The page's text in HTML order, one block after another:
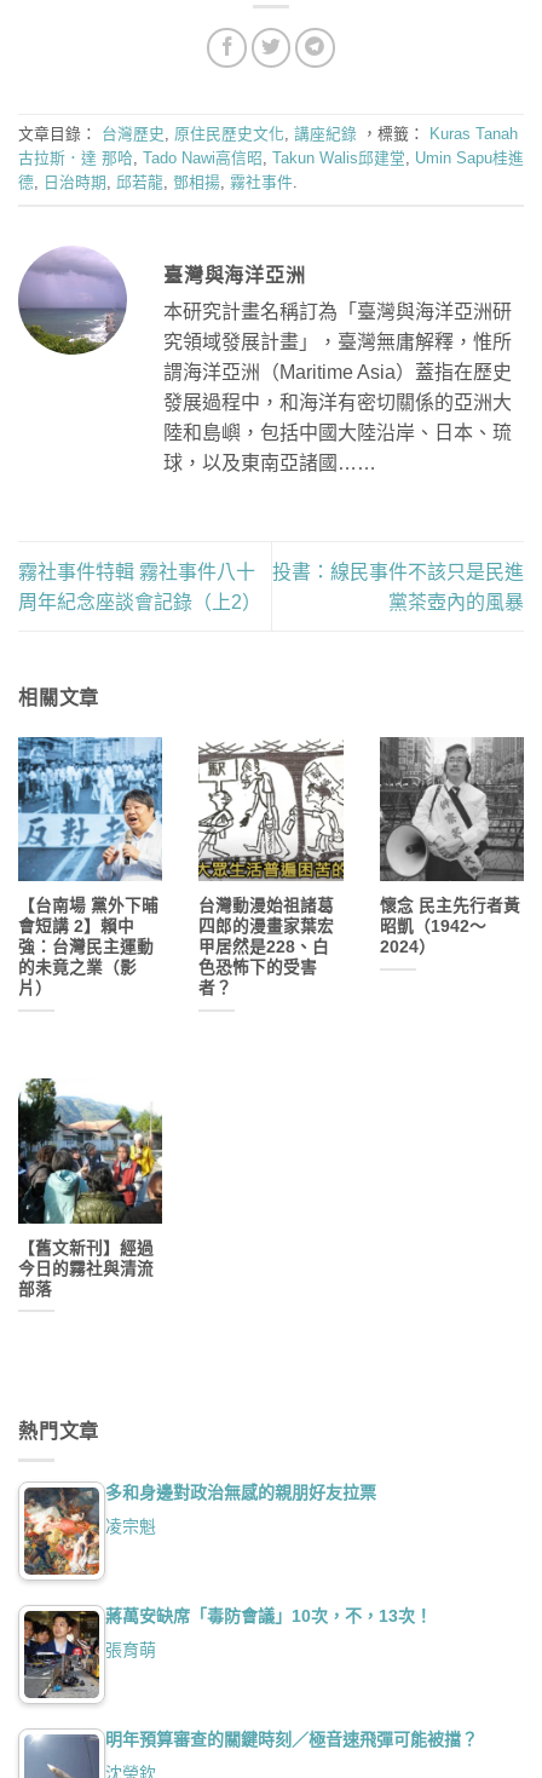
文章目錄： 台灣歷史 原住民歷史文化 講座紀錄 ，標籤：
Kuras Tanah
古拉斯．達 那哈 Tado Nawi高信昭 Takun Walis邱建堂
Umin Sapu桂進
德
日治時期 邱若龍 鄧相揚 霧社事件
臺灣與海洋亞洲
本研究計畫名稱訂為「臺灣與海洋亞洲研
究領域發展計畫」，臺灣無庸解釋，惟所
謂海洋亞洲（Maritime Asia）蓋指在歷史
發展過程中，和海洋有密切關係的亞洲大
陸和島嶼，包括中國大陸沿岸、日本、琉
球，以及東南亞諸國……
霧社事件特輯 霧社事件八十
周年紀念座談會記錄（上2）
投書：線民事件不該只是民進
黨茶壺內的風暴
相關文章
【台南場 黨外下晡
會短講 2】賴中
強：台灣民主運動
的未竟之業（影
片）
台灣動漫始祖諸葛
四郎的漫畫家葉宏
甲居然是228、白
色恐怖下的受害
者？
懷念 民主先行者黃
昭凱（1942〜
2024）
【舊文新刊】經過
今日的霧社與清流
部落
熱門文章
多和身邊對政治無感的親朋好友拉票
凌宗魁
蔣萬安缺席「毒防會議」10次，不，13次！
張育萌
明年預算審查的關鍵時刻／極音速飛彈可能被擋？
沈榮欽